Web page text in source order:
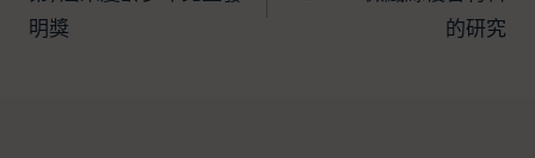
明獎
的研究